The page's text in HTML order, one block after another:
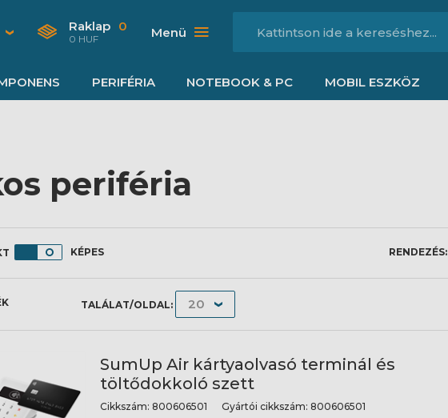
Raklap 0
0 HUF Menü
PERIFÉRIA NOTEBOOK & PC MOBIL ESZKÖZ
periféria
KÉPES RENDEZÉS:
TALÁLAT/OLDAL:
SumUp Air kártyaolvasó terminál és
töltődokkoló szett
Cikkszám: 800606501 Gyártói cikkszám: 800606501